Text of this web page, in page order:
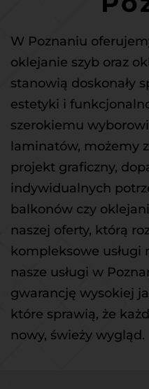
W Poznaniu
oklejanie szyb oraz
stanowią doskonały
estetyki i
szerokiemu
laminatów, możemy
projekt graficzny,
indywidualnych
balkonów czy
naszej oferty, którą
kompleksowe usługi
nasze usługi w
gwarancję wysokiej
które sprawią, że
nowy, świeży wygląd.